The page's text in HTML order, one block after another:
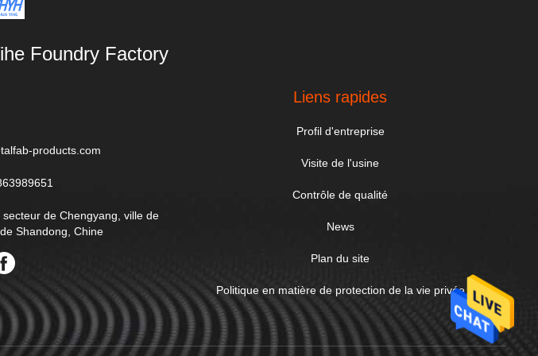
Foundry Factory
products.com
de Chengyang, ville de
Shandong, Chine
Liens rapides
Profil d'entreprise
Visite de l'usine
Contrôle de qualité
News
Plan du site
Politique en matière de protection de la vie privée